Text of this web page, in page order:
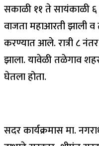
सकाळी ११ ते सायंकाळी ६
वाजता महाआरती झाली व
करण्यात आले. रात्री ८
झाला. यावेळी तळेगाव
घेतला होता.
सदर कार्यक्रमास मा.